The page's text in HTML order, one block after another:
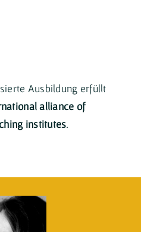
Ausbildung erfüllt
alliance of
institutes.